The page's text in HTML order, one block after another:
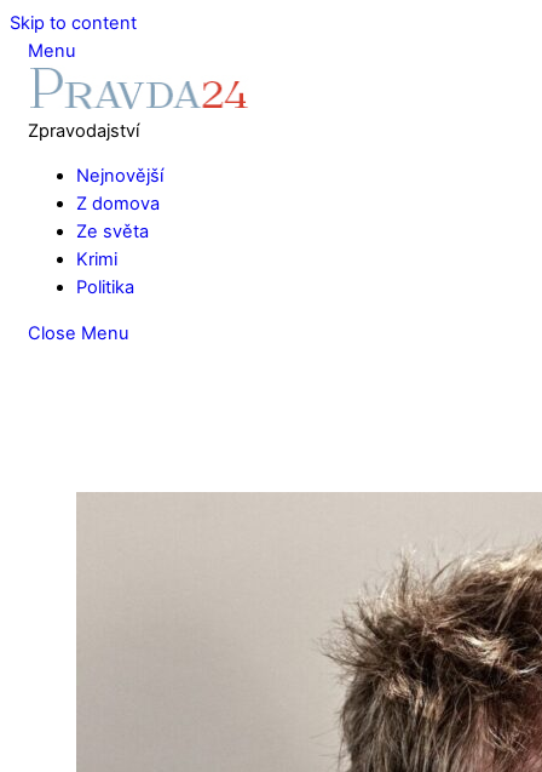
Skip to content
Menu
Zpravodajství
Nejnovější
Z domova
Ze světa
Krimi
Politika
Close Menu